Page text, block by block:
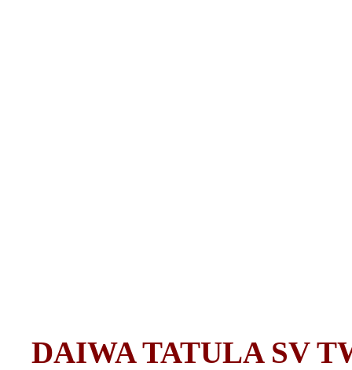
DAIWA TATULA SV